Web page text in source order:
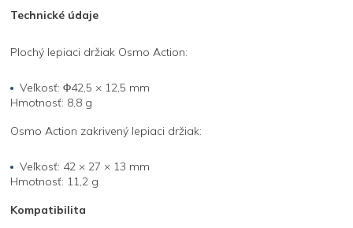
Technické údaje
Plochý lepiaci držiak Osmo Action:
Veľkosť: Φ42,5 × 12,5 mm
Hmotnosť: 8,8 g
Osmo Action zakrivený lepiaci držiak:
Veľkosť: 42 × 27 × 13 mm
Hmotnosť: 11,2 g
Kompatibilita